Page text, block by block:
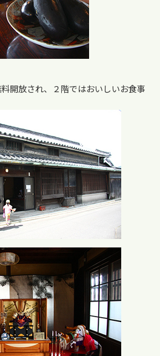
開放され、２階ではおいしいお食事